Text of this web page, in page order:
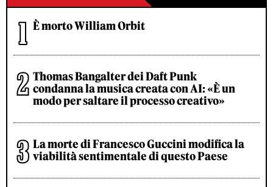
È morto William Orbit
Thomas Bangalter dei Daft Punk
condanna la musica creata con AI: «È un
modo per saltare il processo creativo»
La morte di Francesco Guccini modifica la
viabilità sentimentale di questo Paese